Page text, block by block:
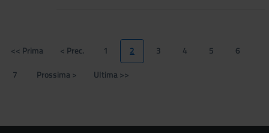
Paginazione
Prima
<< Prima Pagina
< Prec. Page
1 Pagina
attuale
2 Page
3 Page
4 Page
5 Page
6
Page
7 Pagina
Prossima > Ultima
Ultima >>